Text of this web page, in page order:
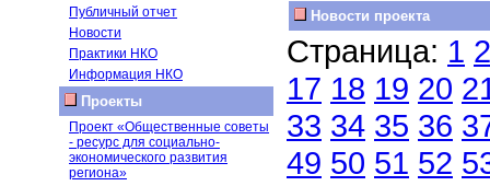
Публичный отчет
Новости
Практики НКО
Информация НКО
Проекты
Проект «Общественные советы
- ресурс для социально-
экономического развития
региона»
Новости проекта
Страница: 1 2
17 18 19 20
33 34 35 36
49 50 51 52